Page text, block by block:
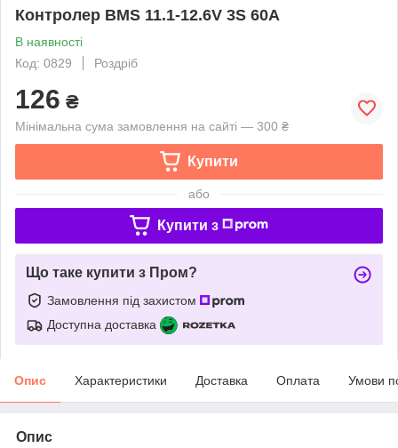
Контролер BMS 11.1-12.6V 3S 60A
В наявності
Код: 0829
Роздріб
126 ₴
Мінімальна сума замовлення на сайті — 300 ₴
Купити
або
Купити з
Що таке купити з Пром?
Замовлення під захистом
Доступна доставка
Опис Характеристики Доставка Оплата Умови
Опис